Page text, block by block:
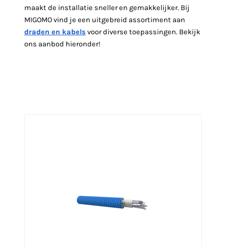
maakt de installatie sneller en gemakkelijker. Bij
MIGOMO vind je een uitgebreid assortiment aan
draden en kabels voor diverse toepassingen. Bekijk
ons aanbod hieronder!